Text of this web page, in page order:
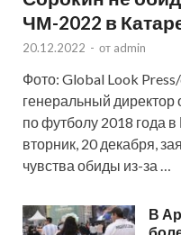
ЧМ-2022 в
20.12.2022 - от admin
Фото: Global Look
генеральный директор
по футболу 2018 года
вторник, 20 декабря,
чувства обиды из-за …
В